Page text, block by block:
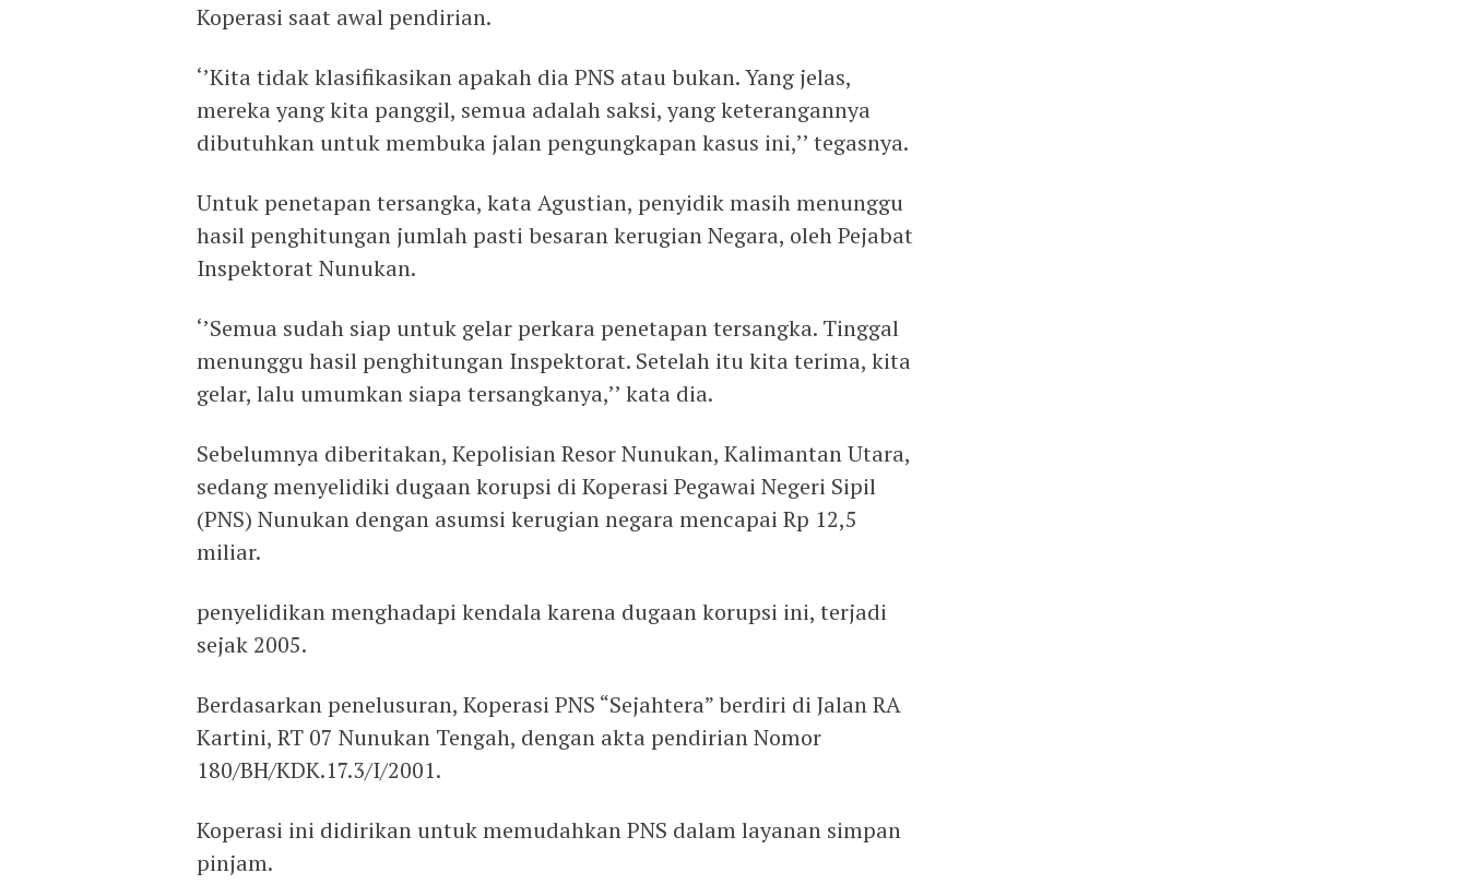
Koperasi saat awal pendirian.
‘’Kita tidak klasifikasikan apakah dia PNS atau bukan. Yang jelas,
mereka yang kita panggil, semua adalah saksi, yang keterangannya
dibutuhkan untuk membuka jalan pengungkapan kasus ini,’’ tegasnya.
Untuk penetapan tersangka, kata Agustian, penyidik masih menunggu
hasil penghitungan jumlah pasti besaran kerugian Negara, oleh Pejabat
Inspektorat Nunukan.
‘’Semua sudah siap untuk gelar perkara penetapan tersangka. Tinggal
menunggu hasil penghitungan Inspektorat. Setelah itu kita terima, kita
gelar, lalu umumkan siapa tersangkanya,’’ kata dia.
Sebelumnya diberitakan, Kepolisian Resor Nunukan, Kalimantan Utara,
sedang menyelidiki dugaan korupsi di Koperasi Pegawai Negeri Sipil
(PNS) Nunukan dengan asumsi kerugian negara mencapai Rp 12,5
miliar.
penyelidikan menghadapi kendala karena dugaan korupsi ini, terjadi
sejak 2005.
Berdasarkan penelusuran, Koperasi PNS “Sejahtera” berdiri di Jalan RA
Kartini, RT 07 Nunukan Tengah, dengan akta pendirian Nomor
180/BH/KDK.17.3/I/2001.
Koperasi ini didirikan untuk memudahkan PNS dalam layanan simpan
pinjam.